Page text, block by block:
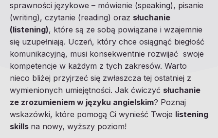
sprawności językowe – mówienie (speaking), pisanie
(writing), czytanie (reading) oraz słuchanie
(listening), które są ze sobą powiązane i wzajemnie
się uzupełniają. Uczeń, który chce osiągnąć biegłość
komunikacyjną, musi konsekwentnie rozwijać swoje
kompetencje w każdym z tych zakresów. Warto
nieco bliżej przyjrzeć się zwłaszcza tej ostatniej z
wymienionych umiejętności. Jak ćwiczyć słuchanie
ze zrozumieniem w języku angielskim? Poznaj
wskazówki, które pomogą Ci wynieść Twoje listening
skills na nowy, wyższy poziom!